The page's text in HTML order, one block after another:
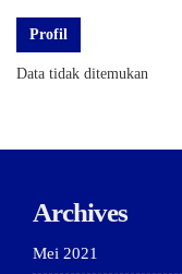
Profil
Data tidak ditemukan
Archives
Mei 2021